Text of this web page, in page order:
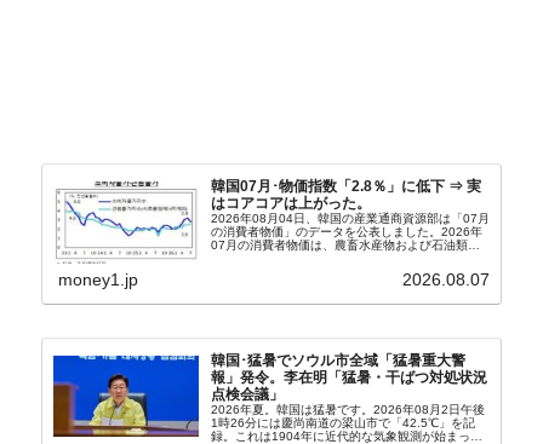
韓国07月･物価指数「2.8％」に低下 ⇒ 実
はコアコアは上がった。
2026年08月04日、韓国の産業通商資源部は「07月
の消費者物価」のデータを公表しました。2026年
07月の消費者物価は、農畜水産物および石油類の
2.8％上昇（06月は3.2％）となり、上昇率は前...
money1.jp 2026.08.07
韓国･猛暑でソウル市全域「猛暑重大警
報」発令。李在明「猛暑・干ばつ対処状況
点検会議」
2026年夏。韓国は猛暑です。2026年08月2日午後
1時26分には慶尚南道の梁山市で「42.5℃」を記
録。これは1904年に近代的な気象観測が始まって